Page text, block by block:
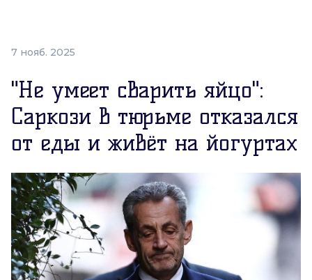
7 нояб. 2025
"Не умеет сварить яйцо":
Саркози в тюрьме отказался
от еды и живёт на йогуртах